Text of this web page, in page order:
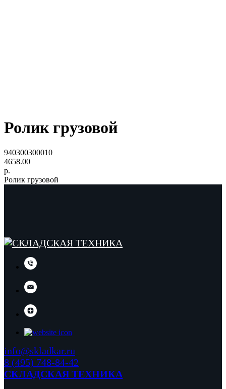
Ролик грузовой
940300300010
4658.00
р.
Ролик грузовой
info@skladkar.ru
8 (495) 748-84-42
СКЛАДСКАЯ ТЕХНИКА